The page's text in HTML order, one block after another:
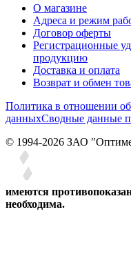
О магазине
Адреса и режим
Договор оферты
Регистрационные
продукцию
Доставка и оплата
Возврат и обмен
Политика в отношении
данныхСводные данные
© 1994-2026 ЗАО
имеются
необходима.